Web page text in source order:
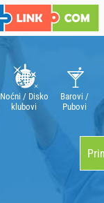
Noćni / Disko
klubovi
Barovi /
Pubovi